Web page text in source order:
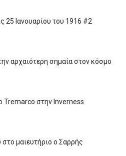
25 Ιανουαρίου του 1916 #2
αρχαιότερη σημαία στον κόσμο
Tremarco στην Inverness
μαιευτήριο ο Σαρρής